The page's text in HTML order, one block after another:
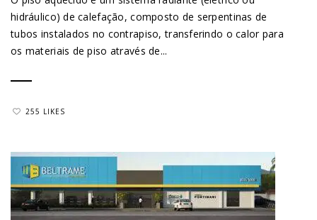
hidráulico) de calefação, composto de serpentinas de
tubos instalados no contrapiso, transferindo o calor para
os materiais de piso através de...
255 LIKES